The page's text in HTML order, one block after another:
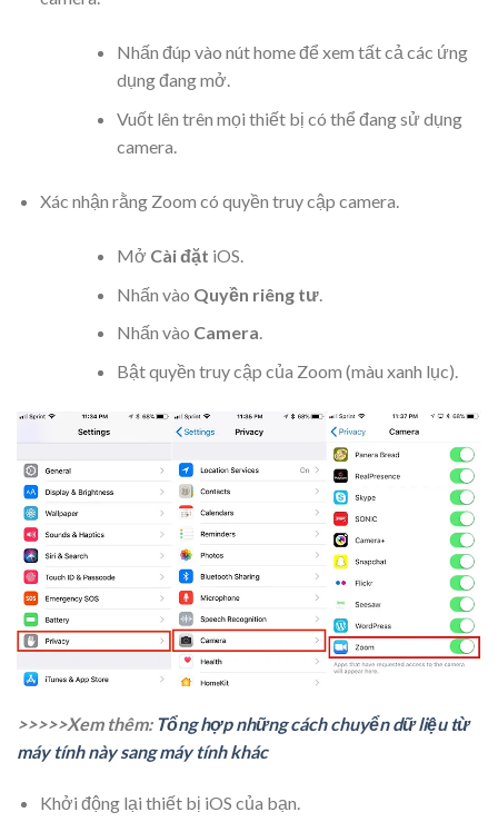
Nhấn đúp vào nút home để xem tất cả các ứng
dụng đang mở.
Vuốt lên trên mọi thiết bị có thể đang sử dụng
camera.
Xác nhận rằng Zoom có quyền truy cập camera.
Mở Cài đặt iOS.
Nhấn vào Quyền riêng tư.
Nhấn vào Camera.
Bật quyền truy cập của Zoom (màu xanh lục).
>>>>>Xem thêm: Tổng hợp những cách chuyển dữ liệu từ
máy tính này sang máy tính khác
Khởi động lại thiết bị iOS của bạn.